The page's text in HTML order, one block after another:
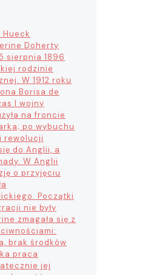
Doherty
sierpnia 1896
rodzinie
W 1912 roku
Borisa de
I wojny
na froncie
po wybuchu
rewolucji
do Anglii, a
W Anglii
o przyjęciu
Początki
nie były
zmagała się z
brak środków
praca
jej